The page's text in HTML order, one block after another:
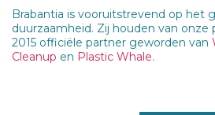
Brabantia is vooruitstrevend op het
duurzaamheid. Zij houden van onze
2015 officiële partner geworden van
Cleanup en Plastic Whale.